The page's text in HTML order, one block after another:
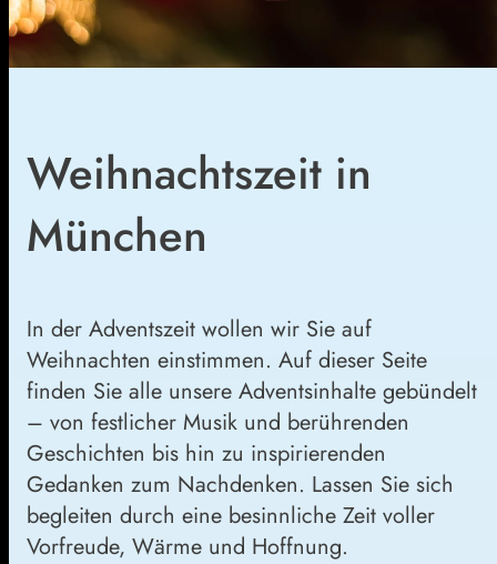
Weihnachtszeit in
München
In der Adventszeit wollen wir Sie auf
Weihnachten einstimmen. Auf dieser Seite
finden Sie alle unsere Adventsinhalte gebündelt
– von festlicher Musik und berührenden
Geschichten bis hin zu inspirierenden
Gedanken zum Nachdenken. Lassen Sie sich
begleiten durch eine besinnliche Zeit voller
Vorfreude, Wärme und Hoffnung.